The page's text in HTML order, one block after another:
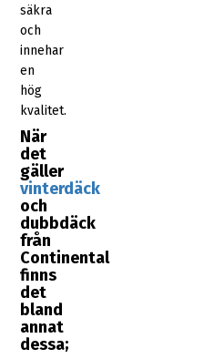
säkra
och
innehar
en
hög
kvalitet.
När
det
gäller
vinterdäck
och
dubbdäck
från
Continental
finns
det
bland
annat
dessa;